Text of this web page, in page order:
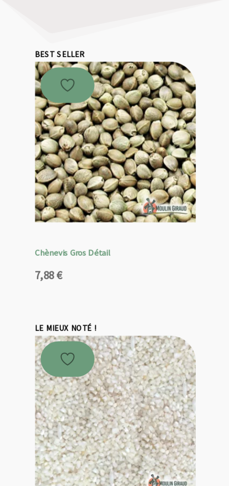
BEST SELLER
Chènevis Gros Détail
7,88€
LE MIEUX NOTÉ !